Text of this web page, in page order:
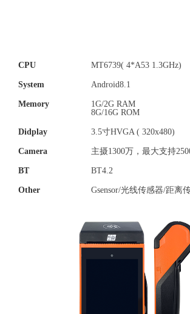
CPU MT6739( 4*A53 1.3GHz)
System Android8.1
Memory
1G/2G RAM
8G/16G ROM
Didplay 3.5寸HVGA ( 320x480)
Camera 主摄1300万，最大支持
BT BT4.2
Other Gsensor/光线传感器/距离